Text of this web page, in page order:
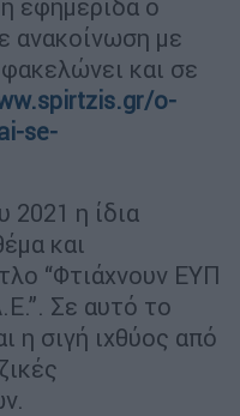
εφημερίδα ο
ανακοίνωση με
και σε
o-
se-
2021 η ίδια
και
“Φτιάχνουν ΕΥΠ
Σε αυτό το
η σιγή ιχθύος από